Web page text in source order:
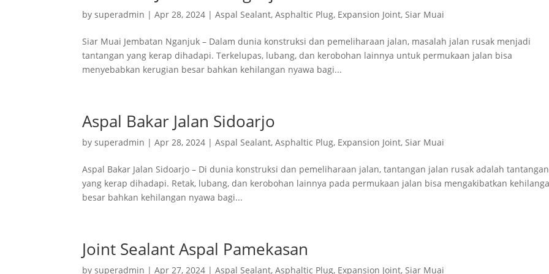
bysuperadmin |Apr 28, 2024 |Aspal Sealant,Asphaltic Plug, Expansion Joint, Siar Muai
Siar Muai Jembatan Nganjuk – Dalam dunia konstruksi dan pemeliharaan jalan, masalah jalan rusak menjadi
tantangan yang kerap dihadapi. Terkelupas, lubang, dan kerobohan lainnya untuk permukaan jalan bisa
menyebabkan kerugian besar bahkan kehilangan nyawa bagi...
Aspal Bakar Jalan Sidoarjo
bysuperadmin |Apr 28, 2024 |Aspal Sealant,Asphaltic Plug, Expansion Joint, Siar Muai
Aspal Bakar Jalan Sidoarjo – Di dunia konstruksi dan pemeliharaan jalan, tantangan jalan rusak adalah tantangan
yang kerap dihadapi. Retak, lubang, dan kerobohan lainnya pada permukaan jalan bisa mengakibatkan
besar bahkan kehilangan nyawa bagi...
Joint Sealant Aspal Pamekasan
bysuperadmin |Apr 27, 2024 |Aspal Sealant,Asphaltic Plug, Expansion Joint, Siar Muai